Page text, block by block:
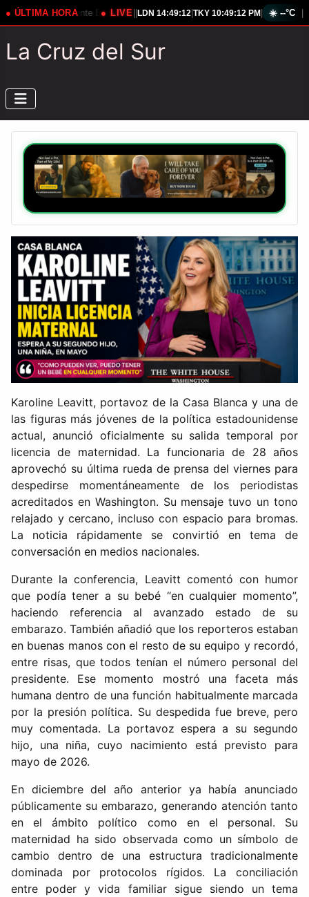
● ÚLTIMA HORA
Estadounidense Rusia Eleva Tensión Ante Nuevo Misil Ucraniano
● LIVE LDN 14:49:13 TKY 10:49:13 PM ☀️ --°C
La Cruz del Sur
Karoline Leavitt, portavoz de la Casa Blanca y una de
las figuras más jóvenes de la política estadounidense
actual, anunció oficialmente su salida temporal por
licencia de maternidad. La funcionaria de 28 años
aprovechó su última rueda de prensa del viernes para
despedirse momentáneamente de los periodistas
acreditados en Washington. Su mensaje tuvo un tono
relajado y cercano, incluso con espacio para bromas.
La noticia rápidamente se convirtió en tema de
conversación en medios nacionales.
Durante la conferencia, Leavitt comentó con humor
que podía tener a su bebé “en cualquier momento”,
haciendo referencia al avanzado estado de su
embarazo. También añadió que los reporteros estaban
en buenas manos con el resto de su equipo y recordó,
entre risas, que todos tenían el número personal del
presidente. Ese momento mostró una faceta más
humana dentro de una función habitualmente marcada
por la presión política. Su despedida fue breve, pero
muy comentada. La portavoz espera a su segundo
hijo, una niña, cuyo nacimiento está previsto para
mayo de 2026.
En diciembre del año anterior ya había anunciado
públicamente su embarazo, generando atención tanto
en el ámbito político como en el personal. Su
maternidad ha sido observada como un símbolo de
cambio dentro de una estructura tradicionalmente
dominada por protocolos rígidos. La conciliación
entre poder y vida familiar sigue siendo un tema